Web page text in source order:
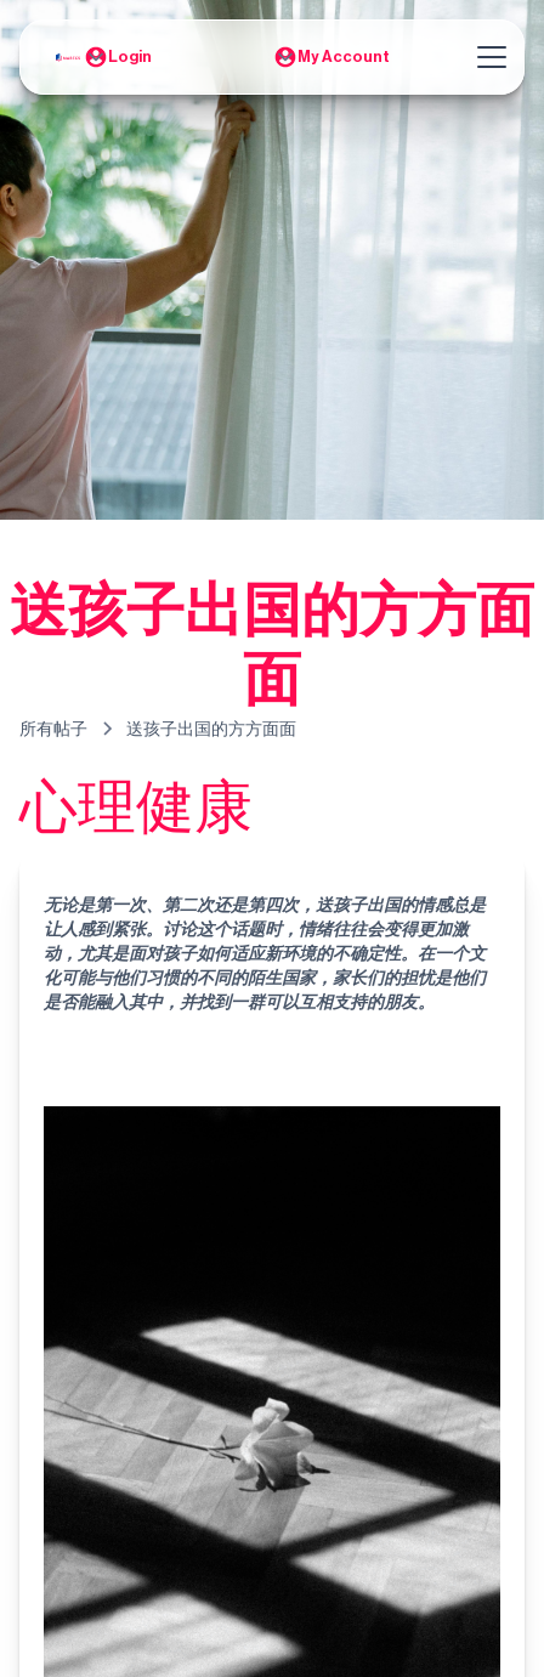
Login My Account
送孩子出国的方方面
面
所有帖子 送孩子出国的方方面面
心理健康
无论是第一次、第二次还是第四次，送孩子出国的情感总是
让人感到紧张。讨论这个话题时，情绪往往会变得更加激
动，尤其是面对孩子如何适应新环境的不确定性。在一个文
化可能与他们习惯的不同的陌生国家，家长们的担忧是他们
是否能融入其中，并找到一群可以互相支持的朋友。